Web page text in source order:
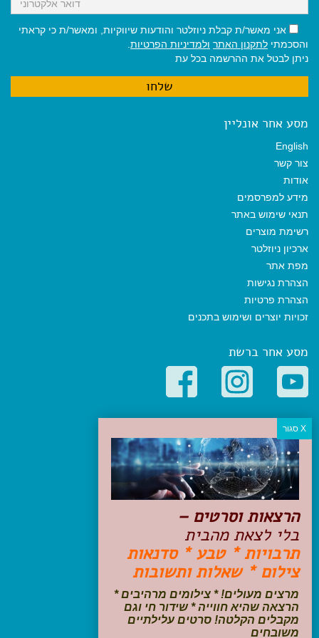
אני מאשר/ת קבלת ניוזלטר והודעות שיווקיות, ומאשר/ת כי קראתי
והסכמתי לתקנון האתר ולמדיניות הפרטיות
ניתן לבטל את ההרשמה בכל עת
מסע אחר אונליין
English
צור קשר
אודות
מידע למפרסמים
תנאי שימוש באתר
רשימת מוצרים
ארכיון ניוזלטר
מפת אתר
הצהרת נגישות
הצהרת פרטיות
זכויות יוצרים ושימוש בתכנים
מסע אחר ברשת
קטגוריות פופולריות
יעדים
טיולים בישראל
מלונות בוטיק בישראל
טיפים והמלצות
הכנות לנסיעה
טיולי ג'יפים
טיולים עם ילדים
שייט, הפלגות, קרוזים
עקבו אחרינו בפייסבוק
הרצאות וסרטים –
בלי לצאת מהבית
תרבויות * טבע * סדנאות
צילום * שאלות ותשובות
מרצים מעולים! * צילומים מרהיבים *
הרצאה שהיא חווייה * שידור חי וגם
מקבלים הקלטה! סרטים עלילתיים
משובחים